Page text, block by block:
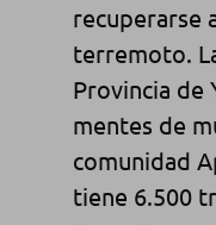
recuperarse
terremoto.
Provincia de
mentes de
comunidad
tiene 6.500